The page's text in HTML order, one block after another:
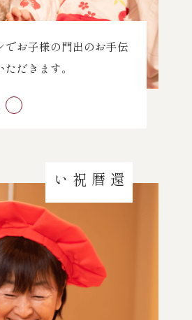
でお子様の門出のお手伝
だきます。
還暦祝い